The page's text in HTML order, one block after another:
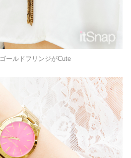
ールドフリンジがCute